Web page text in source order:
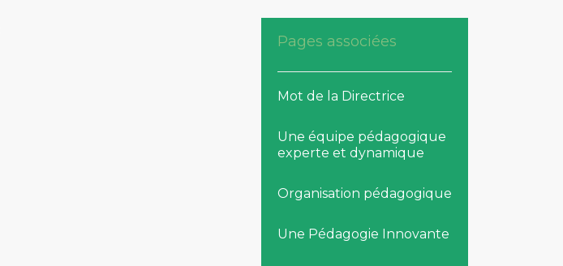
Pages associées
Mot de la Directrice
Une équipe pédagogique
experte et dynamique
Organisation pédagogique
Une Pédagogie Innovante